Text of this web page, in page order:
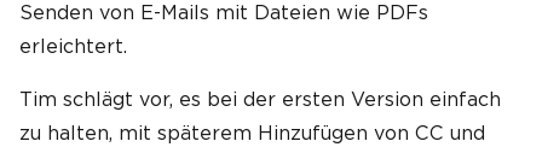
Senden von E-Mails mit Dateien wie PDFs
erleichtert.
Tim schlägt vor, es bei der ersten Version einfach
zu halten, mit späterem Hinzufügen von CC und